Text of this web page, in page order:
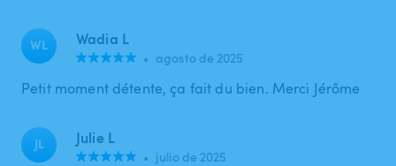
WL Wadia L
• agosto de 2025
Petit moment détente, ça fait du bien. Merci Jérôme
JL Julie L
• julio de 2025